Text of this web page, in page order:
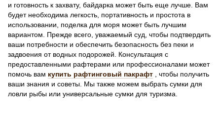
и готовность к захвату, байдарка может быть еще лучше. Вам
будет необходима легкость, портативность и простота в
использовании, поделка для моря может быть лучшим
вариантом. Прежде всего, уважаемый суд, чтобы подтвердить
ваши потребности и обеспечить безопасность без пеки и
задвоения от водных подорожей. Консультация с
предоставленными рафтерами или профессионалами может
помочь вам купить рафтинговый пакрафт , чтобы получить
ваши знания и советы. Мы также можем выбрать сумки для
ловли рыбы или универсальные сумки для туризма.